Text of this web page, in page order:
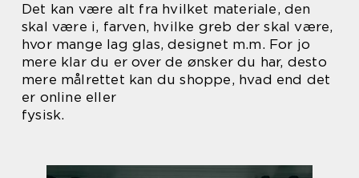
Det kan være alt fra hvilket materiale, den
skal være i, farven, hvilke greb der skal være,
hvor mange lag glas, designet m.m. For jo
mere klar du er over de ønsker du har, desto
mere målrettet kan du shoppe, hvad end det
er online eller
fysisk.